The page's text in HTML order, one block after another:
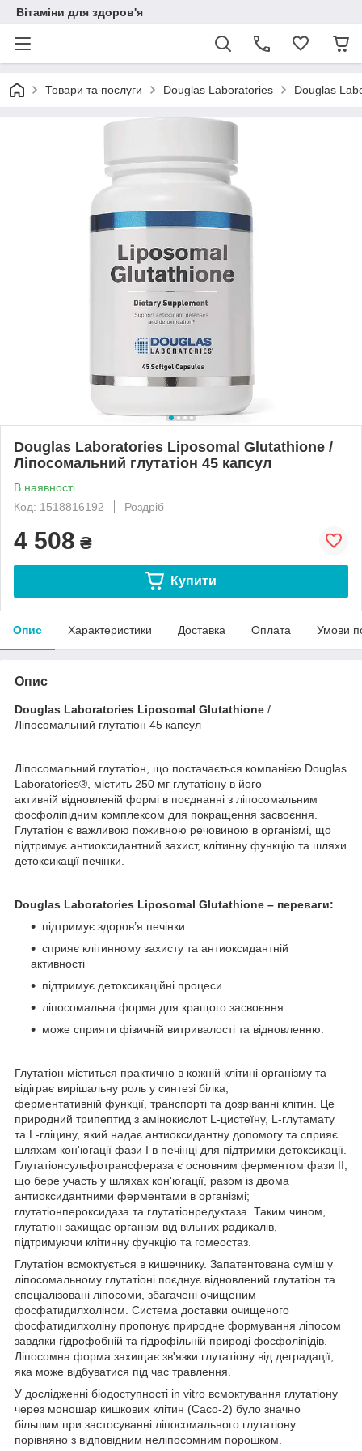
Вітаміни для здоров'я
Товари та послуги Douglas Laboratories Douglas
Douglas Laboratories Liposomal Glutathione /
Ліпосомальний глутатіон 45 капсул
В наявності
Код: 1518816192
Роздріб
4 508 ₴
Купити
Опис Характеристики Доставка Оплата Умови
Опис
Douglas Laboratories Liposomal Glutathione /
Ліпосомальний глутатіон 45 капсул
Ліпосомальний глутатіон, що постачається компанією Douglas
Laboratories®, містить 250 мг глутатіону в його
активній відновленій формі в поєднанні з ліпосомальним
фосфоліпідним комплексом для покращення засвоєння.
Глутатіон є важливою поживною речовиною в організмі, що
підтримує антиоксидантний захист, клітинну функцію та шляхи
детоксикації печінки.
Douglas Laboratories Liposomal Glutathione – переваги:
підтримує здоров’я печінки
сприяє клітинному захисту та антиоксидантній
активності
підтримує детоксикаційні процеси
ліпосомальна форма для кращого засвоєння
може сприяти фізичній витривалості та відновленню.
Глутатіон міститься практично в кожній клітині організму та
відіграє вирішальну роль у синтезі білка,
ферментативній функції, транспорті та дозріванні клітин. Це
природний трипептид з амінокислот L-цистеїну, L-глутамату
та L-гліцину, який надає антиоксидантну допомогу та сприяє
шляхам кон'югації фази I в печінці для підтримки детоксикації.
Глутатіонсульфотрансфераза є основним ферментом фази II,
що бере участь у шляхах кон'югації, разом із двома
антиоксидантними ферментами в організмі;
глутатіонпероксидаза та глутатіонредуктаза. Таким чином,
глутатіон захищає організм від вільних радикалів,
підтримуючи клітинну функцію та гомеостаз.
Глутатіон всмоктується в кишечнику. Запатентована суміш у
ліпосомальному глутатіоні поєднує відновлений глутатіон та
спеціалізовані ліпосоми, збагачені очищеним
фосфатидилхоліном. Система доставки очищеного
фосфатидилхоліну пропонує природне формування ліпосом
завдяки гідрофобній та гідрофільній природі фосфоліпідів.
Ліпосомна форма захищає зв'язки глутатіону від деградації,
яка може відбуватися під час травлення.
У дослідженні біодоступності in vitro всмоктування глутатіону
через моношар кишкових клітин (Caco-2) було значно
більшим при застосуванні ліпосомального глутатіону
порівняно з відповідним неліпосомним порошком.